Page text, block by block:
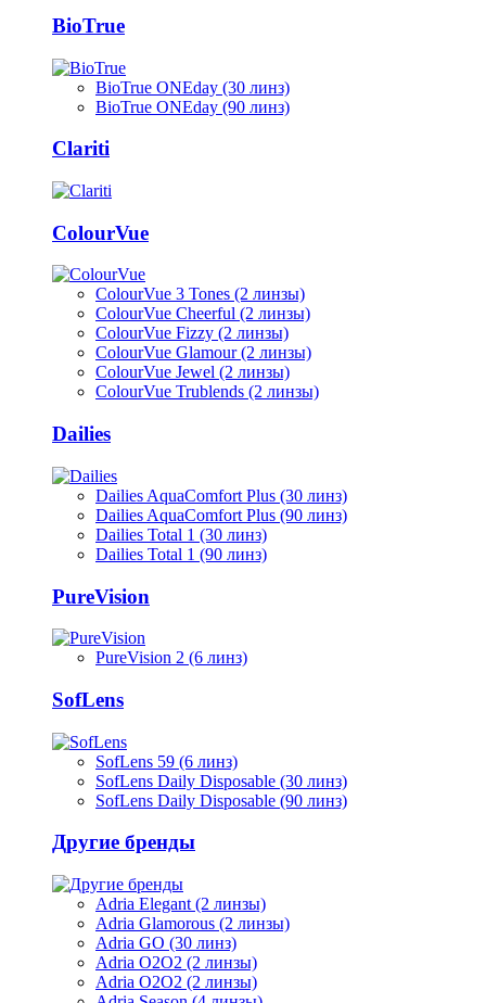
BioTrue
BioTrue ONEday (30 линз)
BioTrue ONEday (90 линз)
Clariti
ColourVue
ColourVue 3 Tones (2 линзы)
ColourVue Cheerful (2 линзы)
ColourVue Fizzy (2 линзы)
ColourVue Glamour (2 линзы)
ColourVue Jewel (2 линзы)
ColourVue Trublends (2 линзы)
Dailies
Dailies AquaComfort Plus (30 линз)
Dailies AquaComfort Plus (90 линз)
Dailies Total 1 (30 линз)
Dailies Total 1 (90 линз)
PureVision
PureVision 2 (6 линз)
SofLens
SofLens 59 (6 линз)
SofLens Daily Disposable (30 линз)
SofLens Daily Disposable (90 линз)
Другие бренды
Adria Elegant (2 линзы)
Adria Glamorous (2 линзы)
Adria GO (30 линз)
Adria O2O2 (2 линзы)
Adria O2O2 (2 линзы)